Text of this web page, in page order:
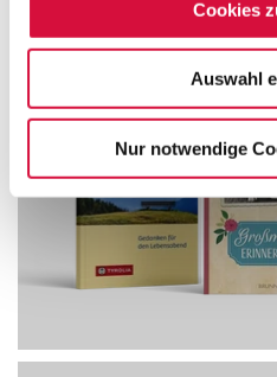
Cookies
Auswahl
Nur notwendige
Leben